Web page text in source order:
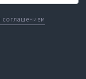
соглашением